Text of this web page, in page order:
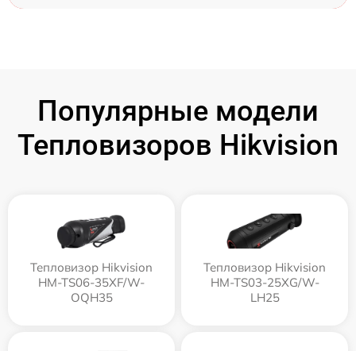
Популярные модели
Тепловизоров Hikvision
Тепловизор Hikvision
HM-TS06-35XF/W-
OQH35
Тепловизор Hikvision
HM-TS03-25XG/W-
LH25